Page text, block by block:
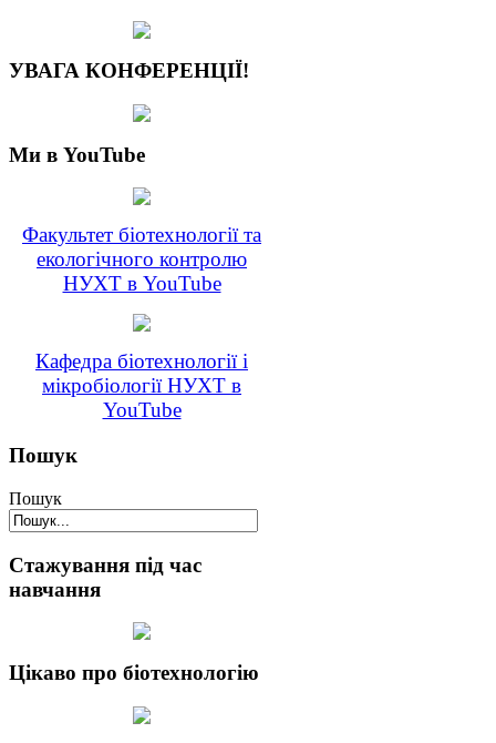
УВАГА КОНФЕРЕНЦІЇ!
Ми в YouTube
Факультет біотехнології та
екологічного контролю
НУХТ в YouTube
Кафедра біотехнології і
мікробіології НУХТ в
YouTube
Пошук
Пошук
Стажування під час
навчання
Цікаво про біотехнологію